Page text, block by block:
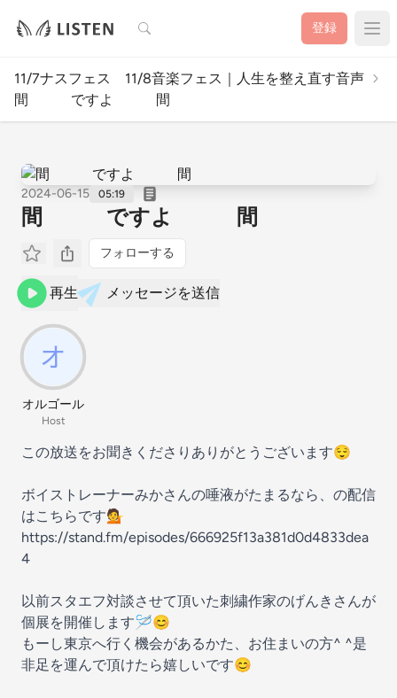
検索 登録
11/7ナスフェス 11/8音楽フェス｜人生を整え直す音声
間 ですよ 間
2024-06-15 05:19
間 ですよ 間
フォローする
再生 メッセージを送信
オルゴール
Host
この放送をお聞きくださりありがとうございます😌
ボイストレーナーみかさんの唾液がたまるなら、の配信
はこちらです💁
https://stand.fm/episodes/666925f13a381d0d4833dea
4
以前スタエフ対談させて頂いた刺繍作家のげんきさんが
個展を開催します🪡😊
もーし東京へ行く機会があるかた、お住まいの方^ ^是
非足を運んで頂けたら嬉しいです😊